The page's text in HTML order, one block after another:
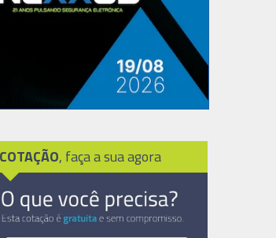
COTAÇÃO, faça a sua agora